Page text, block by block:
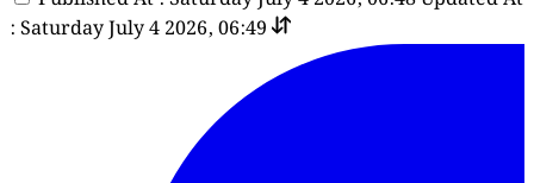
: Saturday July 4 2026, 06:49